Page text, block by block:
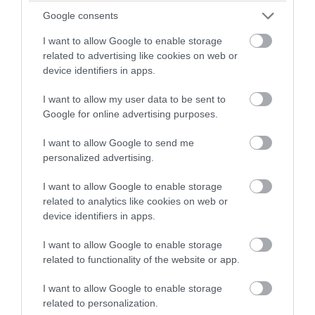
Google consents
I want to allow Google to enable storage
related to advertising like cookies on web or
device identifiers in apps.
I want to allow my user data to be sent to
Google for online advertising purposes.
I want to allow Google to send me
personalized advertising.
I want to allow Google to enable storage
related to analytics like cookies on web or
device identifiers in apps.
I want to allow Google to enable storage
related to functionality of the website or app.
I want to allow Google to enable storage
related to personalization.
Στις Ηνωμένες Πολιτείες, η Palantir έχει δεχθεί
συστήματα επιτήρησης και διαχείρισης
δεδομένων που χρησιμοποιούνται στην επιβολή
της μεταναστευτικής πολιτικής. Οι επικριτές της
υποστηρίζουν ότι τα εργαλεία της μπορούν να
συγκεντρώνουν και να αναλύουν μεγάλους όγκους
προσωπικών δεδομένων, προκαλώντας σοβαρές
ανησυχίες για την ιδιωτικότητα, τη διαφάνεια και
τη νόμιμη διαδικασία.
Το πρόβλημα δεν είναι μόνο τεχνικό. Είναι βαθιά
πολιτικό. Όταν μια εταιρεία αναλαμβάνει να
οργανώσει δεδομένα για λογαριασμό κρατικών
μηχανισμών επιβολής, τότε η χρήση της